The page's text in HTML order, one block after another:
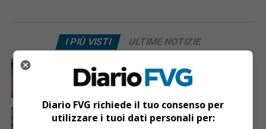
I PIÙ VISTI ULTIME NOTIZIE
Mostravano vacanze e vestiti firmati sui social:
dietro il lusso un traffico di droga da milioni
CRONACA & ATTUALITÀ 3 giorni fa
Acqua da usare con cautela nell’Udinese: ecco tutte
Diario FVG richiede il tuo consenso per
utilizzare i tuoi dati personali per: